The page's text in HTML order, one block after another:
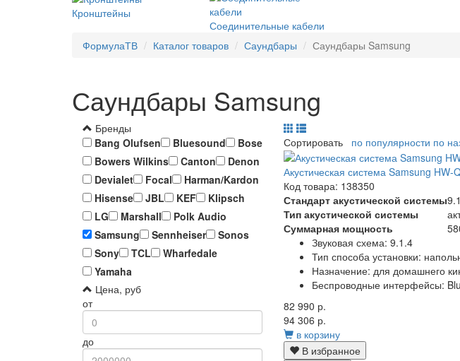
Кронштейны
Соединительные кабели
ФормулаТВ
Каталог товаров Саундбары Саундбары Samsung
Саундбары Samsung
Бренды
Bang Olufsen
Bluesound
Bose
Bowers Wilkins
Canton
Denon
Devialet
Focal
Harman/Kardon
Hisense
JBL KEF
Klipsch
LG
Marshall
Polk Audio
Samsung
Sennheiser
Sonos
Sony
TCL
Wharfedale
Yamaha
Цена, руб
от
до
Сортировать по популярности по
Акустическая система Samsung HW-
Код товара: 138350
Стандарт акустической системы
Тип акустической системы
Суммарная мощность
Звуковая схема: 9.1.4
Тип способа установки:
Назначение: для домашнего
Беспроводные интерфейсы:
82 990 р.
94 306 р.
в корзину
В избранное